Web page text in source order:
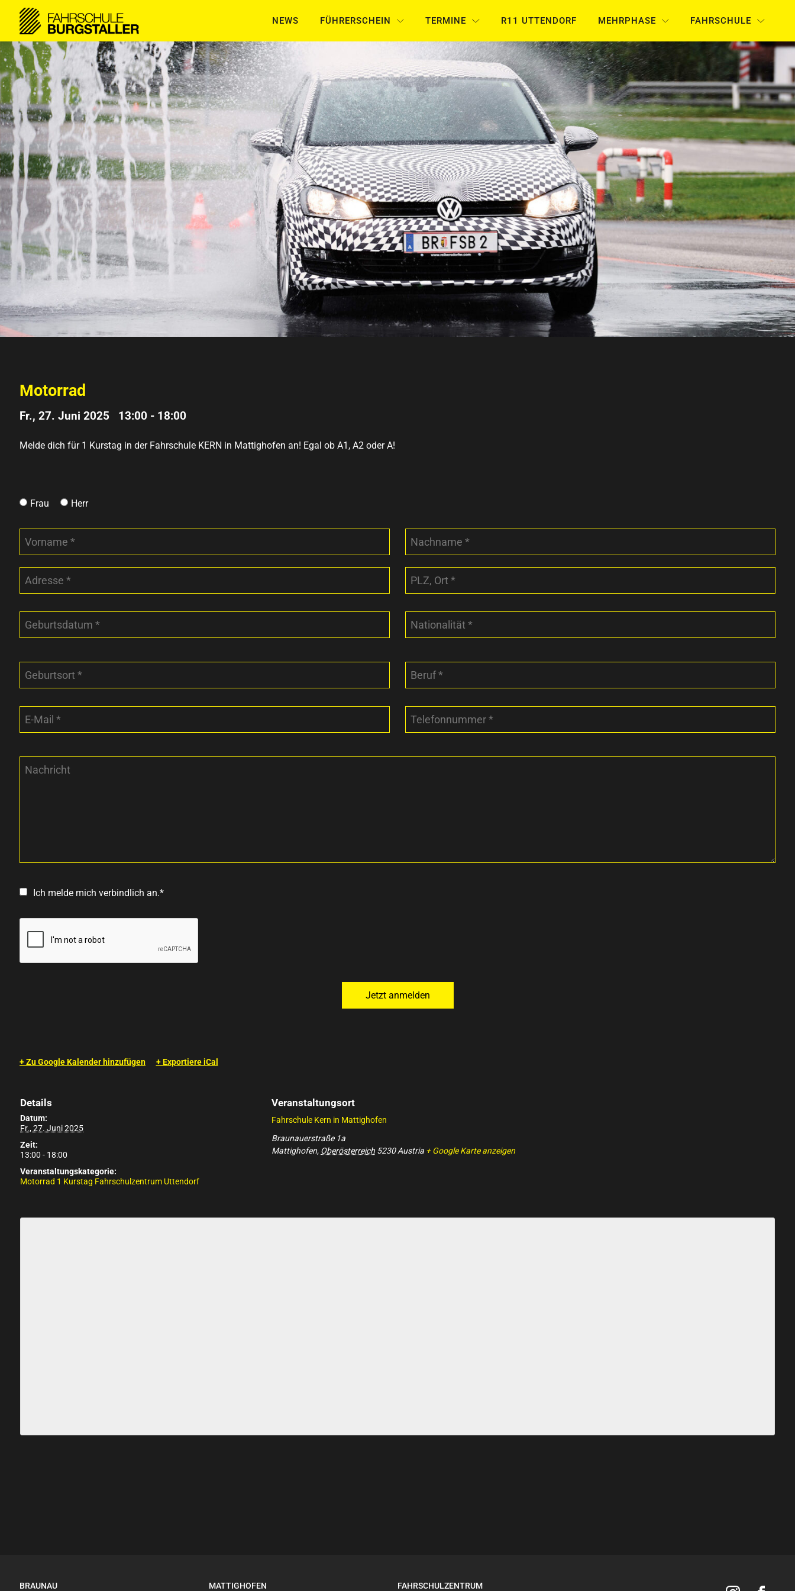
NEWS FÜHRERSCHEIN TERMINE R11 UTTENDORF MEHRPHASE FAHRSCHULE
Motorrad
Fr., 27. Juni 2025 13:00 - 18:00
Melde dich für 1 Kurstag in der Fahrschule KERN in Mattighofen an! Egal ob A1, A2 oder A!
Frau Herr
Ich melde mich verbindlich an.*
+ Zu Google Kalender hinzufügen + Exportiere iCal
Details
Datum:
Fr., 27. Juni 2025
Zeit:
13:00 - 18:00
Veranstaltungskategorie:
Motorrad 1 Kurstag Fahrschulzentrum Uttendorf
Veranstaltungsort
Fahrschule Kern in Mattighofen
Braunauerstraße 1a
Mattighofen, Oberösterreich 5230Austria + Google Karte anzeigen
BRAUNAU MATTIGHOFEN FAHRSCHULZENTRUM